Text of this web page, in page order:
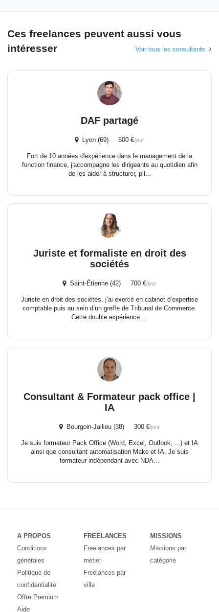
Ces freelances peuvent aussi vous
intéresser
Voir tous les consultants
DAF partagé
Lyon (69) 600 €/jour
Fort de 10 années d'expérience dans le management de la
fonction finance, j'accompagne les dirigeants au quotidien afin
de les aider à structurer, pil...
Juriste et formaliste en droit des
sociétés
Saint-Étienne (42) 700 €/jour
Juriste en droit des sociétés, j’ai exercé en cabinet d’expertise
comptable puis au sein d’un greffe de Tribunal de Commerce.
Cette double expérience ...
Consultant & Formateur pack office |
IA
Bourgoin-Jallieu (38) 300 €/jour
Je suis formateur Pack Office (Word, Excel, Outlook, ...) et IA
ainsi que consultant automatisation Make et IA. Je suis
formateur indépendant avec NDA...
A PROPOS
Conditions
générales
Politique de
confidentialité
Offre Premium
Aide
FREELANCES
Freelances par
métier
Freelances par
ville
MISSIONS
Missions par
catégorie